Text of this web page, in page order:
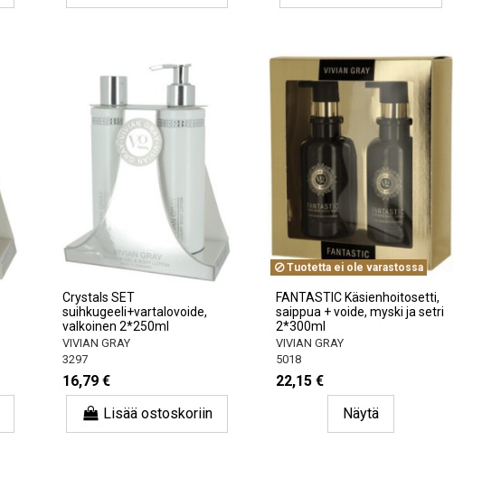
Crystals SET
suihkugeeli+vartalovoide,
valkoinen 2*250ml
VIVIAN GRAY
3297
16,79 €
Lisää ostoskoriin
Tuotetta ei ole varastossa
FANTASTIC Käsienhoitosetti,
saippua + voide, myski ja setri
2*300ml
VIVIAN GRAY
5018
22,15 €
Näytä